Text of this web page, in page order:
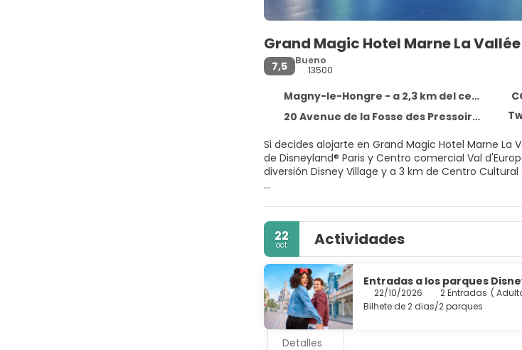
Grand Magic Hotel Marne La Vallée
7,5
Bueno
13500
Magny-le-Hongre - a 2,3 km del centro
20 Avenue de la Fosse des Pressoirs, Magny-le-Hongre 77700
Si decides alojarte en Grand Magic Hotel Marne
de Disneyland® Paris y Centro comercial Val d'Europe. Además, este hotel para familias se encuentra a 3,2 km de Zona comercial
diversión Disney Village y a 3 km de Centro
el servicio de transporte gratuito.
Disfruta de una agradable estancia en una de las
mantendrá en contacto con los tuyos. Además,
combinadas está provisto de bañera profunda y
(cabe un portátil) y escritorio, además de un
Siéntate a comer algo en el restaurante de este
Qué mejor forma de acabar el día que con una
a 10:30.
22
oct Actividades
Entradas a los parques
22/10/2026 2 Entradas (
Bilhete de 2 dias/2 parques
Detalles